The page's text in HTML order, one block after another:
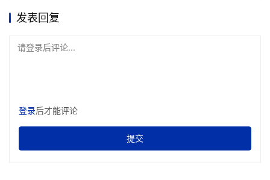
发表回复
请登录后评论...
登录后才能评论
提交